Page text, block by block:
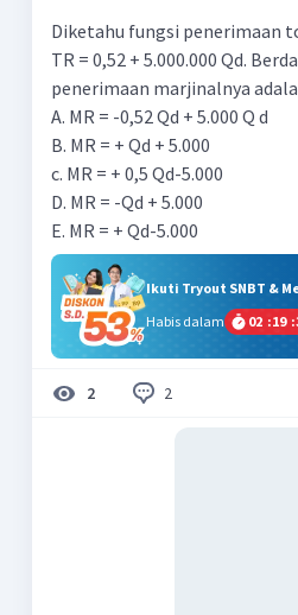
Diketahu fungsi penerimaan
TR = 0,52 + 5.000.000 Qd.
penerimaan marjinalnya
A. MR = -0,52 Qd + 5.000 Q d
B. MR = + Qd + 5.000
c. MR = + 0,5 Qd-5.000
D. MR = -Qd + 5.000
E. MR = + Qd-5.000
Ikuti Tryout SNBT &
Habis dalam
02 :19 :
2 2